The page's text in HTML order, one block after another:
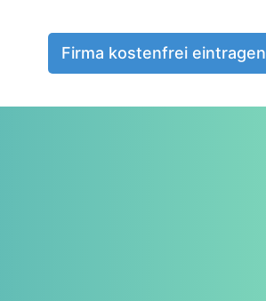
Firma kostenfrei eintragen